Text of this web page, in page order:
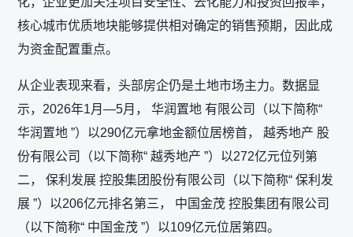
核心城市优质地块能够提供相对确定的销售预期，因此成
为资金配置重点。
从企业表现来看，头部房企仍是土地市场主力。数据显
示，2026年1月—5月， 华润置地 有限公司（以下简称“
华润置地 ”）以290亿元拿地金额位居榜首， 越秀地产 股
份有限公司（以下简称“ 越秀地产 ”）以272亿元位列第
二， 保利发展 控股集团股份有限公司（以下简称“ 保利发
展 ”）以206亿元排名第三， 中国金茂 控股集团有限公司
（以下简称“ 中国金茂 ”）以109亿元位居第四。